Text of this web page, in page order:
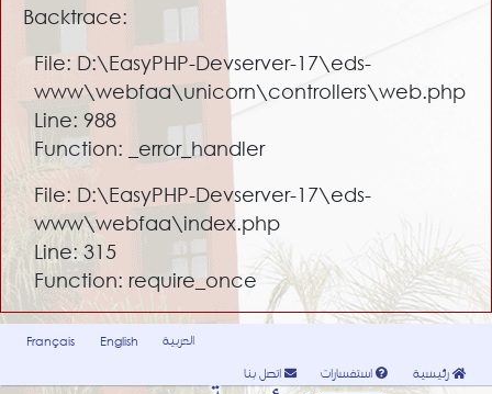
Backtrace:
File: D:\EasyPHP-Devserver-17\eds-
www\webfaa\unicorn\controllers\web.php
Line: 988
Function: _error_handler
File: D:\EasyPHP-Devserver-17\eds-
www\webfaa\index.php
Line: 315
Function: require_once
Français English
العربية
رئيسية
استفسارات اتصل بنا